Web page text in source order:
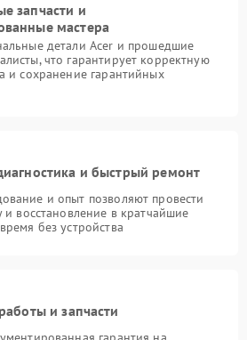
запчасти и
мастера
детали Acer и прошедшие
что гарантирует корректную
и сохранение гарантийных
и быстрый ремонт
и опыт позволяют провести
и восстановление в кратчайшие
без устройства
и запчасти